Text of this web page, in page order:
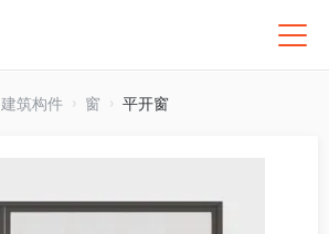
建筑构件 窗 平开窗